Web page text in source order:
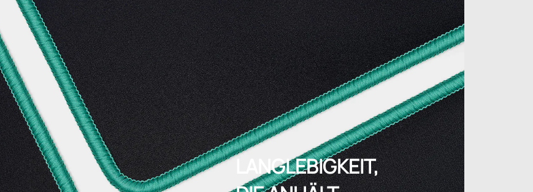
LANGLEBIGKEIT,